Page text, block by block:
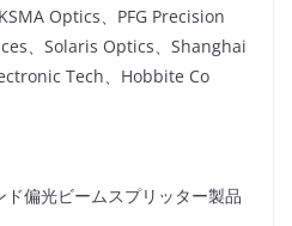
Optics、PFG Precision
、Solaris Optics、Shanghai
Tech、Hobbite Co
偏光ビームスプリッター製品